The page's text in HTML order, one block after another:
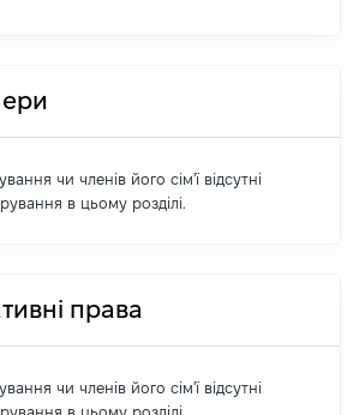
чи членів його сім'ї відсутні
в цьому розділі.
права
чи членів його сім'ї відсутні
в цьому розділі.